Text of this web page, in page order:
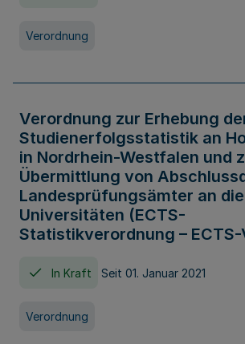
Verordnung
Verordnung zur Erhebung
Studienerfolgsstatistik an
in Nordrhein-Westfalen und
Übermittlung von
Landesprüfungsämter an die
Universitäten (ECTS-
Statistikverordnung – ECTS-
In Kraft Seit 01. Januar 2021
Verordnung